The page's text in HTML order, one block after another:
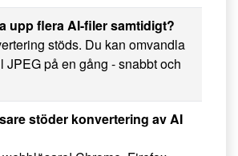
upp flera AI-filer samtidigt?
stöds. Du kan omvandla
JPEG på en gång - snabbt och
stöder konvertering av AI